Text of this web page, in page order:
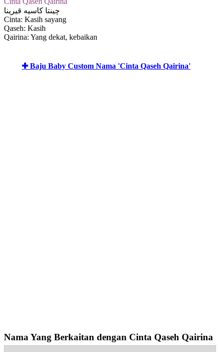
چينتا كاسيه قيرينا
Cinta: Kasih sayang
Qaseh: Kasih
Qairina: Yang dekat, kebaikan
✚ Baju Baby Custom Nama 'Cinta Qaseh Qairina'
Nama Yang Berkaitan dengan Cinta Qaseh Qairina